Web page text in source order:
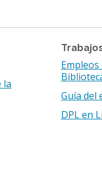
la
Empleos
Guía del
DPL en